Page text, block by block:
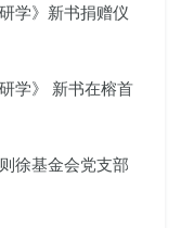
学》新书捐赠仪
学》 新书在榕首
徐基金会党支部